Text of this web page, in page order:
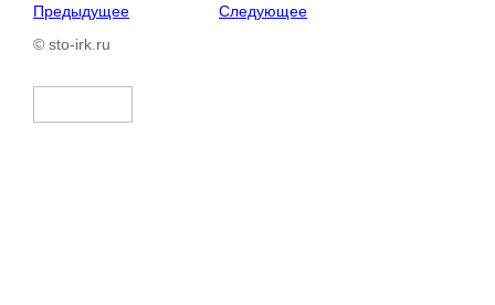
Предыдущее
Следующее
© sto-irk.ru